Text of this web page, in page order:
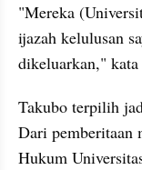
"Mereka
ijazah kelulusan
dikeluarkan,"
Takubo terpilih
Dari pemberitaan
Hukum